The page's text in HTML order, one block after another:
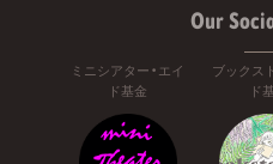
Our
ミニシアター・エイ
ド基金
ブックス
ド